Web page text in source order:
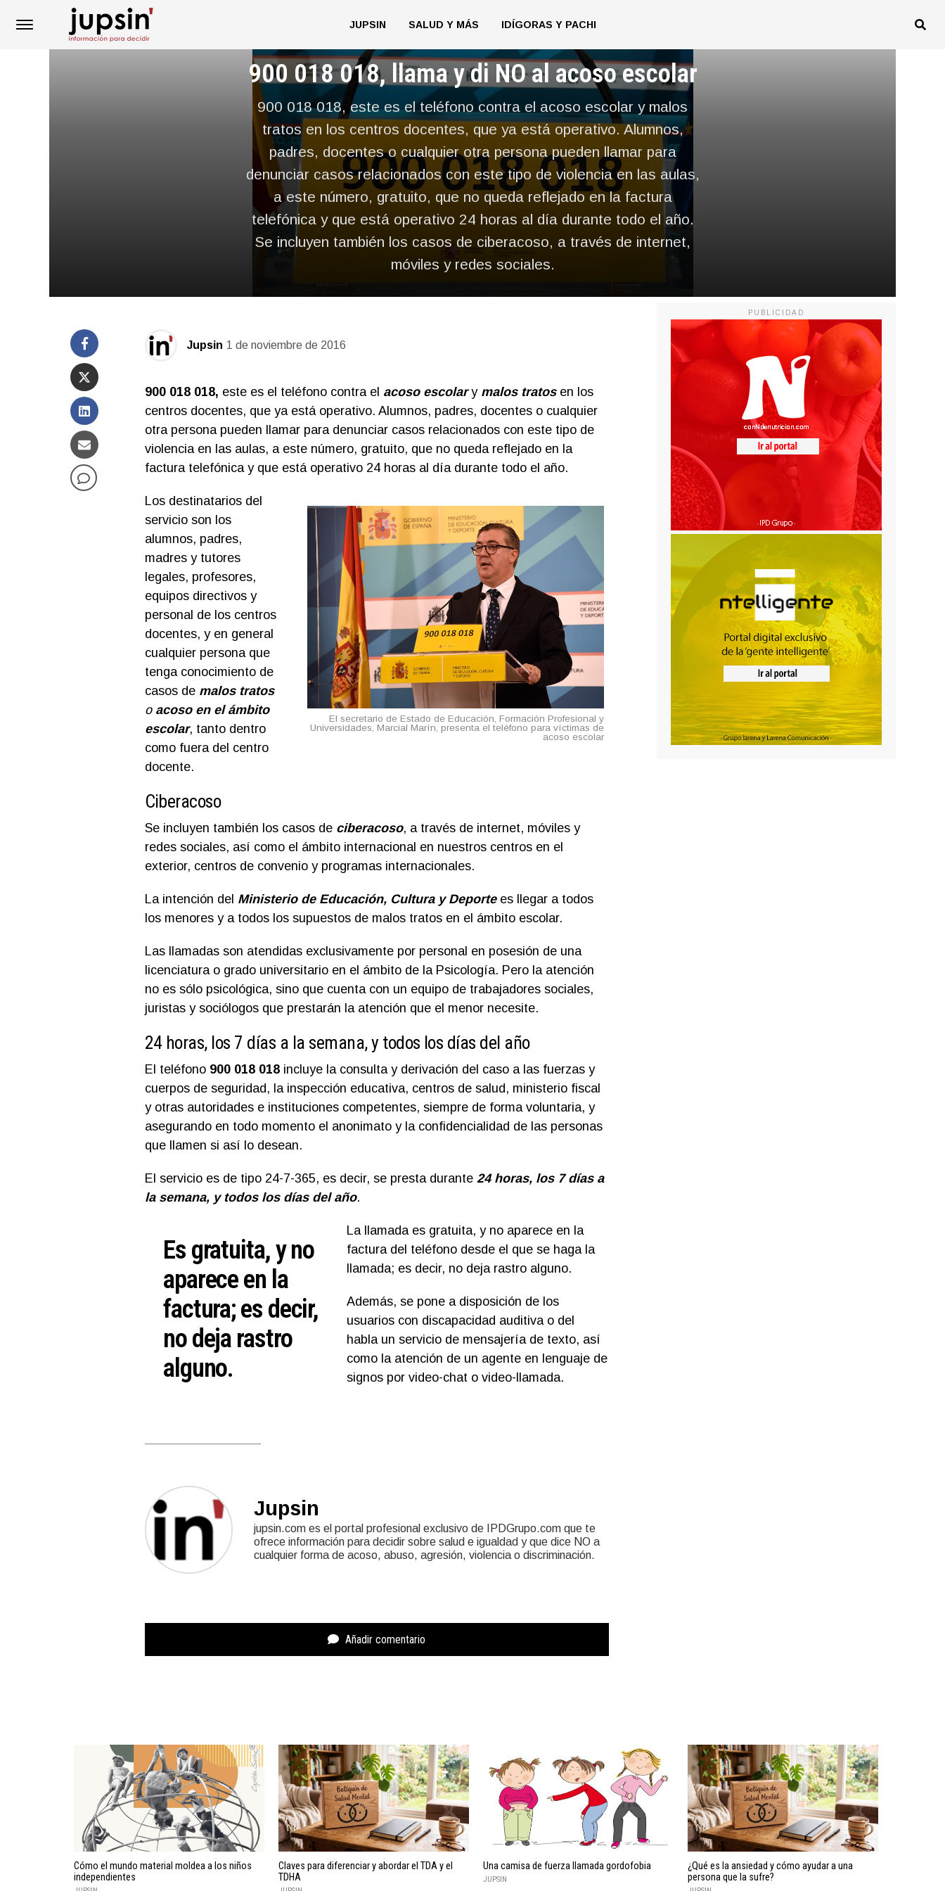
JUPSIN SALUD Y MÁS IDÍGORAS Y PACHI
900 018 018, llama y di NO al acoso escolar
900 018 018, este es el teléfono contra el acoso escolar y malos
tratos en los centros docentes, que ya está operativo. Alumnos,
padres, docentes o cualquier otra persona pueden llamar para
denunciar casos relacionados con este tipo de violencia en las aulas,
a este número, gratuito, que no queda reflejado en la factura
telefónica y que está operativo 24 horas al día durante todo el año.
Se incluyen también los casos de ciberacoso, a través de internet,
móviles y redes sociales.
Jupsin 1 de noviembre de 2016
900 018 018, este es el teléfono contra el acoso escolary malos tratosen los
centros docentes, que ya está operativo. Alumnos, padres, docentes o cualquier
otra persona pueden llamar para denunciar casos relacionados con este tipo de
violencia en las aulas, a este número, gratuito, que no queda reflejado en la
factura telefónica y que está operativo 24 horas al día durante todo el año.
El secretario de Estado de Educación, Formación Profesional y
Universidades, Marcial Marín, presenta el teléfono para víctimas de
acoso escolar
Los destinatarios del
servicio son los
alumnos, padres,
madres y tutores
legales, profesores,
equipos directivos y
personal de los centros
docentes, y en general
cualquier persona que
tenga conocimiento de
casos de malos tratos
o acoso en el ámbito
escolar, tanto dentro
como fuera del centro
docente.
Ciberacoso
Se incluyen también los casos de ciberacoso, a través de internet, móviles y
redes sociales, así como el ámbito internacional en nuestros centros en el
exterior, centros de convenio y programas internacionales.
La intención del Ministerio de Educación, Cultura y Deportees llegar a todos
los menores y a todos los supuestos de malos tratos en el ámbito escolar.
Las llamadas son atendidas exclusivamente por personal en posesión de una
licenciatura o grado universitario en el ámbito de la Psicología. Pero la atención
no es sólo psicológica, sino que cuenta con un equipo de trabajadores sociales,
juristas y sociólogos que prestarán la atención que el menor necesite.
24 horas, los 7 días a la semana, y todos los días del año
El teléfono 900 018 018incluye la consulta y derivación del caso a las fuerzas y
cuerpos de seguridad, la inspección educativa, centros de salud, ministerio fiscal
y otras autoridades e instituciones competentes, siempre de forma voluntaria, y
asegurando en todo momento el anonimato y la confidencialidad de las personas
que llamen si así lo desean.
El servicio es de tipo 24-7-365, es decir, se presta durante 24 horas, los 7 días a
la semana, y todos los días del año.
Es gratuita, y no
aparece en la
factura; es decir,
no deja rastro
alguno.
La llamada es gratuita, y no aparece en la
factura del teléfono desde el que se haga la
llamada; es decir, no deja rastro alguno.
Además, se pone a disposición de los
usuarios con discapacidad auditiva o del
habla un servicio de mensajería de texto, así
como la atención de un agente en lenguaje de
signos por video-chat o video-llamada.
Jupsin
jupsin.com es el portal profesional exclusivo de IPDGrupo.com que te
ofrece información para decidir sobre salud e igualdad y que dice NO a
cualquier forma de acoso, abuso, agresión, violencia o discriminación.
Añadir comentario
PUBLICIDAD
Cómo el mundo material moldea a los niños
independientes
Claves para diferenciar y abordar el TDA y el
TDHA
Una camisa de fuerza llamada gordofobia
JUPSIN
¿Qué es la ansiedad y cómo ayudar a una
persona que la sufre?